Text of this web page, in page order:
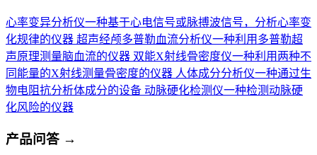
心率变异分析仪一种基于心电信号或脉搏波信号，分析心率变
化规律的仪器 超声经颅多普勒血流分析仪一种利用多普勒超
声原理测量脑血流的仪器 双能X射线骨密度仪一种利用两种不
同能量的X射线测量骨密度的仪器 人体成分分析仪一种通过生
物电阻抗分析体成分的设备 动脉硬化检测仪一种检测动脉硬
化风险的仪器
产品问答 →